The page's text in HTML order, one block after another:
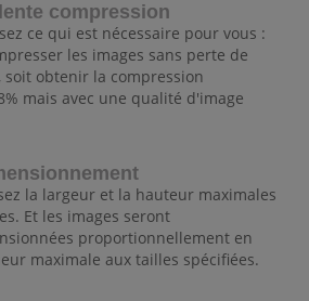
compression
ce qui est nécessaire pour vous :
les images sans perte de
soit obtenir la compression
mais avec une qualité d'image
la largeur et la hauteur maximales
Et les images seront
proportionnellement en
maximale aux tailles spécifiées.